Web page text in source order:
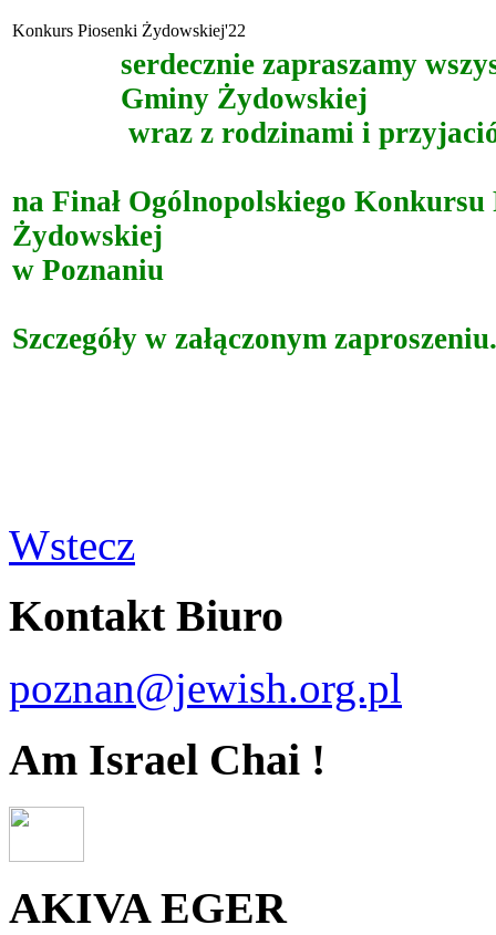
Konkurs Piosenki Żydowskiej'22
serdecznie zapraszamy
Gminy Żydowskiej
wraz z rodzinami i
na Finał Ogólnopolskiego Konkursu
Żydowskiej
w Poznaniu
Szczegóły w załączonym zaproszeniu.
Wstecz
Kontakt Biuro
poznan@jewish.org.pl
Am Israel Chai !
AKIVA EGER